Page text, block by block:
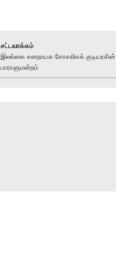
சட்டவாக்கம்
இலங்கை சனநாயக சோசலிசக் குடியரசின்
பாராளுமன்றம்